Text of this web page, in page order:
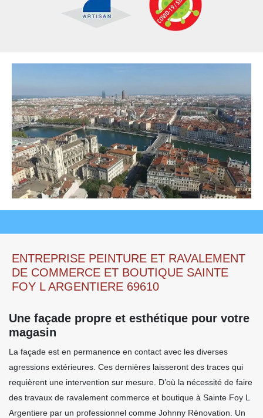
ENTREPRISE PEINTURE ET RAVALEMENT
DE COMMERCE ET BOUTIQUE SAINTE
FOY L ARGENTIERE 69610
Une façade propre et esthétique pour votre
magasin
La façade est en permanence en contact avec les diverses
agressions extérieures. Ces dernières laisseront des traces qui
requièrent une intervention sur mesure. D’où la nécessité de faire
des travaux de ravalement commerce et boutique à Sainte Foy L
Argentiere par un professionnel comme Johnny Rénovation. Un